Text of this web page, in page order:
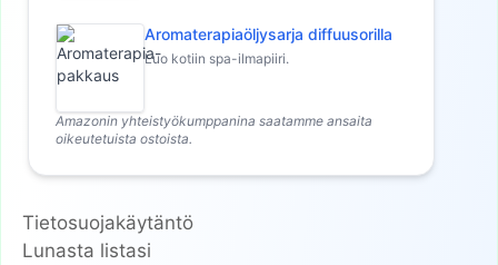
Aromaterapiaöljysarja diffuusorilla
Luo kotiin spa-ilmapiiri.
Amazonin yhteistyökumppanina saatamme ansaita
oikeutetuista ostoista.
Tietosuojakäytäntö
Lunasta listasi